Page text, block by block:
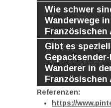
Wie schwer
Wanderwege
Französischen
Gibt es
Wanderer in
Französischen
Referenzen:
https://